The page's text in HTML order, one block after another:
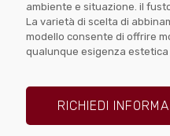
ambiente e situazione. il
La varietà di scelta di
modello consente di offrire
qualunque esigenza
RICHIEDI